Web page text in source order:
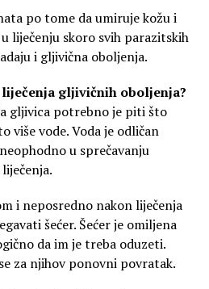
po tome da umiruje kožu i
liječenju skoro svih parazitskih
i gljivična oboljenja.
gljivičnih oboljenja?
gljivica potrebno je piti što
više vode. Voda je odličan
u sprečavanju
i neposredno nakon liječenja
šećer. Šećer je omiljena
da im je treba oduzeti.
za njihov ponovni povratak.